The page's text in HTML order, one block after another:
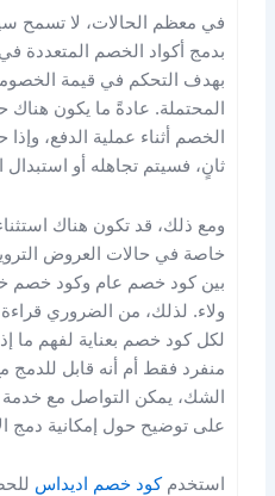
في معظم الحالات، لا تسمح
بدمج أكواد الخصم المتعددة
بهدف التحكم في قيمة
المحتملة. عادةً ما يكون
الخصم أثناء عملية الدفع،
ثانٍ، فسيتم تجاهله أو استبدال
ومع ذلك، قد تكون هناك
خاصة في حالات العروض
بين كود خصم عام وكود خصم
ولاء. لذلك، من الضروري
لكل كود خصم بعناية لفهم ما
منفرد فقط أم أنه قابل
الشك، يمكن التواصل مع
على توضيح حول إمكانية دمج
استخدمكود خصم اديداس